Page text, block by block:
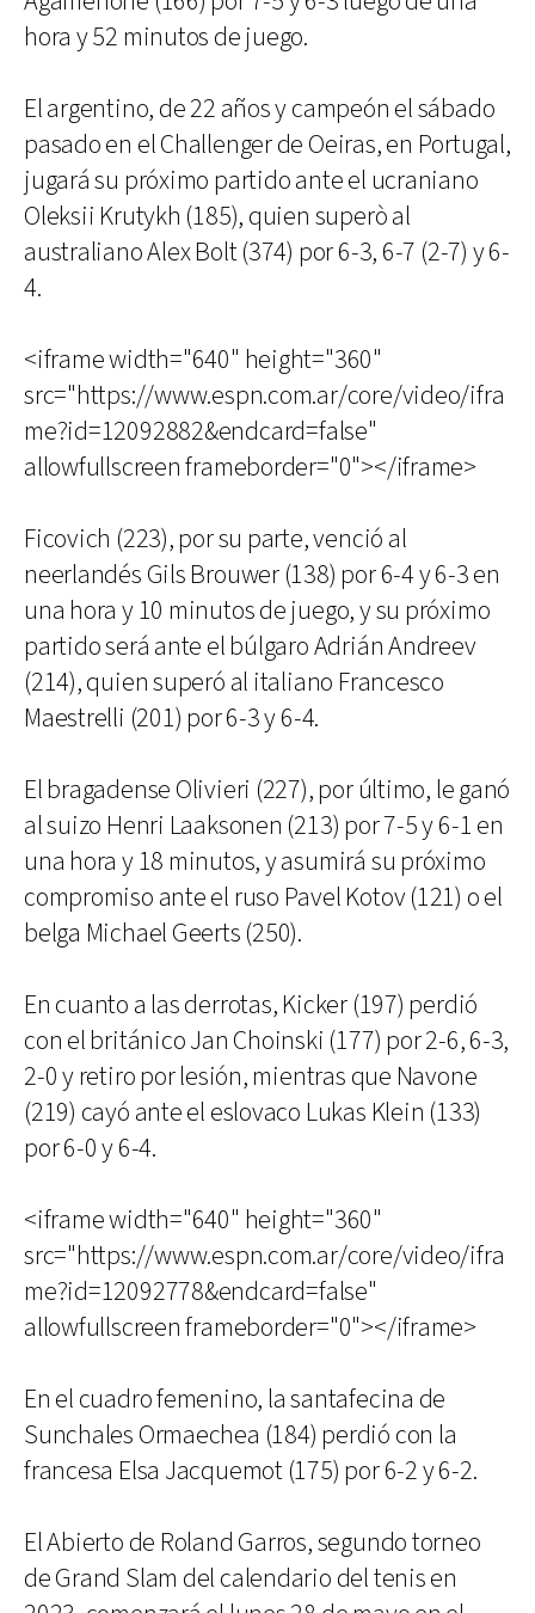
hora y 52 minutos de juego.
El argentino, de 22 años y campeón el sábado
pasado en el Challenger de Oeiras, en Portugal,
jugará su próximo partido ante el ucraniano
Oleksii Krutykh (185), quien superò al
australiano Alex Bolt (374) por 6-3, 6-7 (2-7) y 6-
4.
<iframe width="640" height="360"
src="https://www.espn.com.ar/core/video/ifra
me?id=12092882&endcard=false"
allowfullscreen frameborder="0"></iframe>
Ficovich (223), por su parte, venció al
neerlandés Gils Brouwer (138) por 6-4 y 6-3 en
una hora y 10 minutos de juego, y su próximo
partido será ante el búlgaro Adrián Andreev
(214), quien superó al italiano Francesco
Maestrelli (201) por 6-3 y 6-4.
El bragadense Olivieri (227), por último, le ganó
al suizo Henri Laaksonen (213) por 7-5 y 6-1 en
una hora y 18 minutos, y asumirá su próximo
compromiso ante el ruso Pavel Kotov (121) o el
belga Michael Geerts (250).
En cuanto a las derrotas, Kicker (197) perdió
con el británico Jan Choinski (177) por 2-6, 6-3,
2-0 y retiro por lesión, mientras que Navone
(219) cayó ante el eslovaco Lukas Klein (133)
por 6-0 y 6-4.
<iframe width="640" height="360"
src="https://www.espn.com.ar/core/video/ifra
me?id=12092778&endcard=false"
allowfullscreen frameborder="0"></iframe>
En el cuadro femenino, la santafecina de
Sunchales Ormaechea (184) perdió con la
francesa Elsa Jacquemot (175) por 6-2 y 6-2.
El Abierto de Roland Garros, segundo torneo
de Grand Slam del calendario del tenis en